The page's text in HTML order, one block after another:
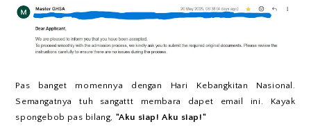
Pas banget momennya dengan Hari Kebangkitan Nasional.
Semangatnya tuh sangattt membara dapet email ini. Kayak
spongebob pas bilang, "Aku siap! Aku siap!"